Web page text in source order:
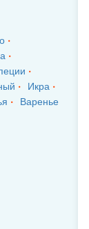
Икра
Варенье